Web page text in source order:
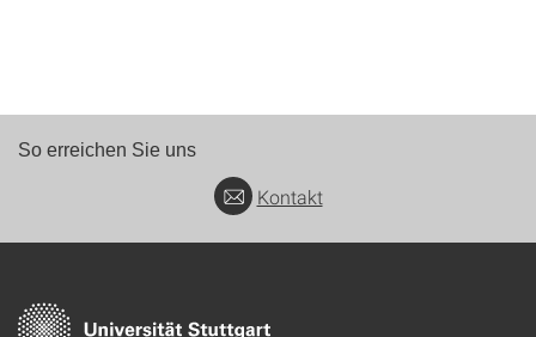
So erreichen Sie uns
Kontakt